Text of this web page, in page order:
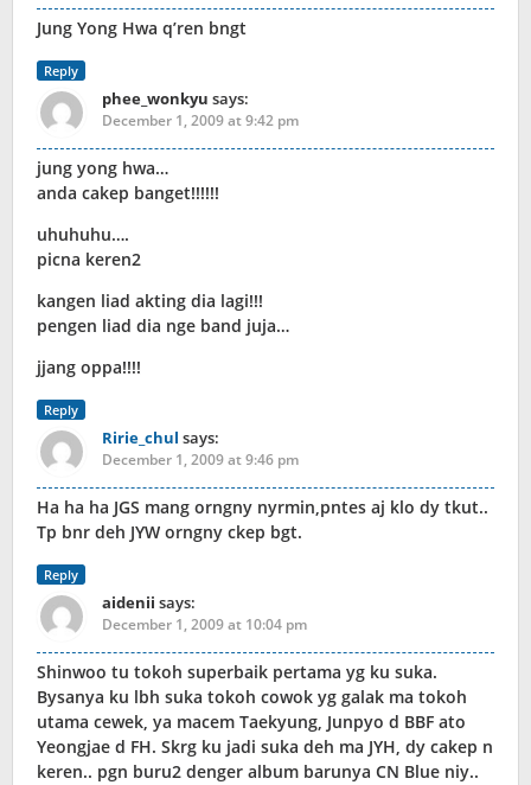
Jung Yong Hwa q’ren bngt
Reply
phee_wonkyu says:
December 1, 2009 at 9:42 pm
jung yong hwa…
anda cakep banget!!!!!!
uhuhuhu….
picna keren2
kangen liad akting dia lagi!!!
pengen liad dia nge band juja…
jjang oppa!!!!
Reply
Ririe_chul says:
December 1, 2009 at 9:46 pm
Ha ha ha JGS mang orngny nyrmin,pntes aj klo dy tkut..
Tp bnr deh JYW orngny ckep bgt.
Reply
aidenii says:
December 1, 2009 at 10:04 pm
Shinwoo tu tokoh superbaik pertama yg ku suka.
Bysanya ku lbh suka tokoh cowok yg galak ma tokoh
utama cewek, ya macem Taekyung, Junpyo d BBF ato
Yeongjae d FH. Skrg ku jadi suka deh ma JYH, dy cakep n
keren.. pgn buru2 denger album barunya CN Blue niy..